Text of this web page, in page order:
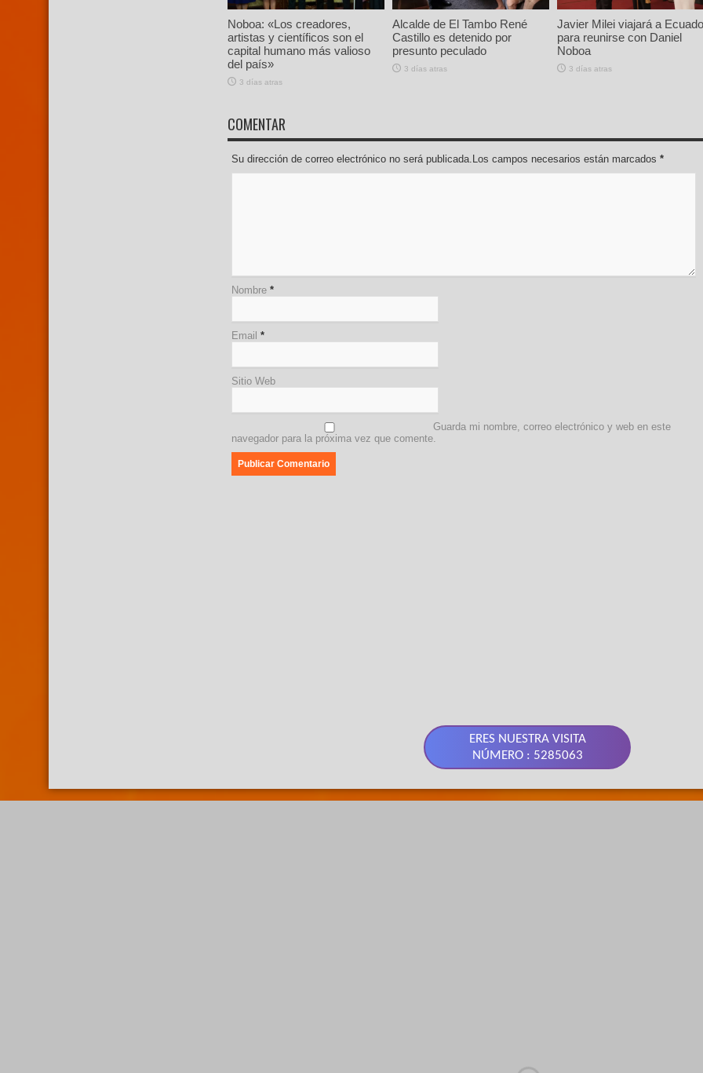
Noboa: «Los creadores,
artistas y científicos son el
capital humano más valioso
del país»
3 días atras
Alcalde de El Tambo René
Castillo es detenido por
presunto peculado
3 días atras
Javier Milei viajará a
para reunirse con Daniel
Noboa
3 días atras
COMENTAR
Su dirección de correo electrónico no será publicada.Los campos necesarios están marcados *
Nombre *
Email *
Sitio Web
Guarda mi nombre, correo electrónico y web en este
navegador para la próxima vez que comente.
ERES NUESTRA VISITA
NÚMERO : 5285063